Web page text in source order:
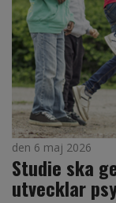
den 6 maj 2026
Studie ska
utvecklar